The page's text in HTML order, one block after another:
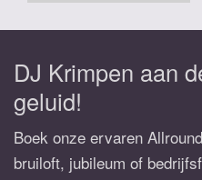
DJ Krimpen aan
geluid!
Boek onze ervaren
bruiloft, jubileum of